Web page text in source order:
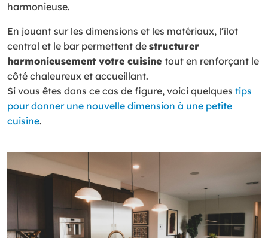
harmonieuse.
En jouant sur les dimensions et les matériaux, l’îlot
central et le bar permettent de structurer
harmonieusement votre cuisine tout en renforçant le
côté chaleureux et accueillant.
Si vous êtes dans ce cas de figure, voici quelques tips
pour donner une nouvelle dimension à une petite
cuisine.